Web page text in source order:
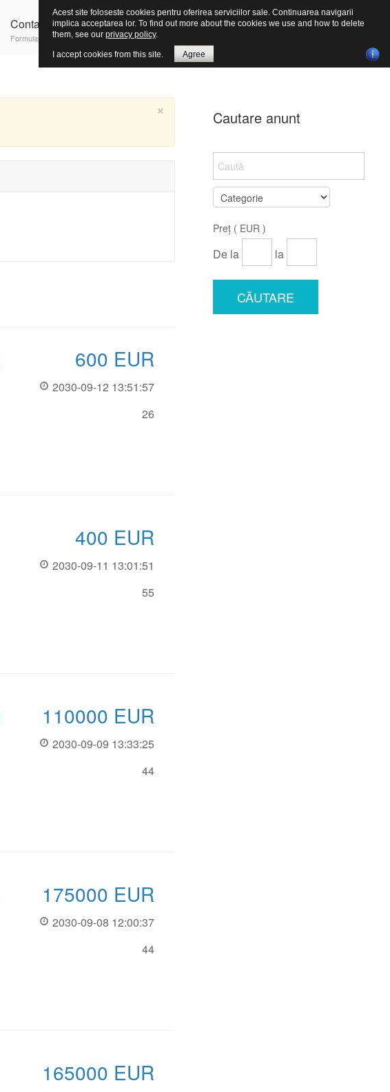
Contact
Formular contact
×
600 EUR
2030-09-12 13:51:57
26
400 EUR
2030-09-11 13:01:51
55
110000 EUR
2030-09-09 13:33:25
44
175000 EUR
2030-09-08 12:00:37
44
165000 EUR
Cautare anunt
Preț ( EUR )
De la la
CĂUTARE
Acest site foloseste cookies pentru oferirea serviciilor sale. Continuarea navigarii
implica acceptarea lor. To find out more about the cookies we use and how to delete
them, see our privacy policy.
I accept cookies from this site. Agree